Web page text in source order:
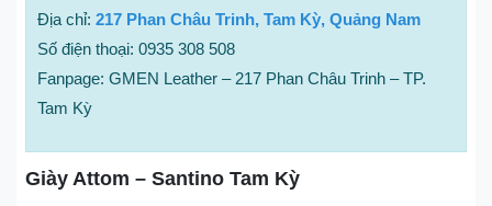
Địa chỉ: 217 Phan Châu Trinh, Tam Kỳ, Quảng Nam
Số điện thoại: 0935 308 508
Fanpage: GMEN Leather – 217 Phan Châu Trinh – TP.
Tam Kỳ
Giày Attom – Santino Tam Kỳ